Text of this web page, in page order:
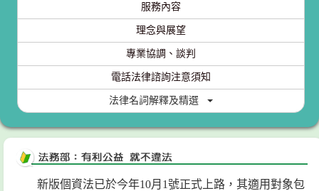
服務內容
理念與展望
專業協調、談判
電話法律諮詢注意須知
法律名詞解釋及精選
新版個資法已於今年10月1號正式上路，其適用對象包